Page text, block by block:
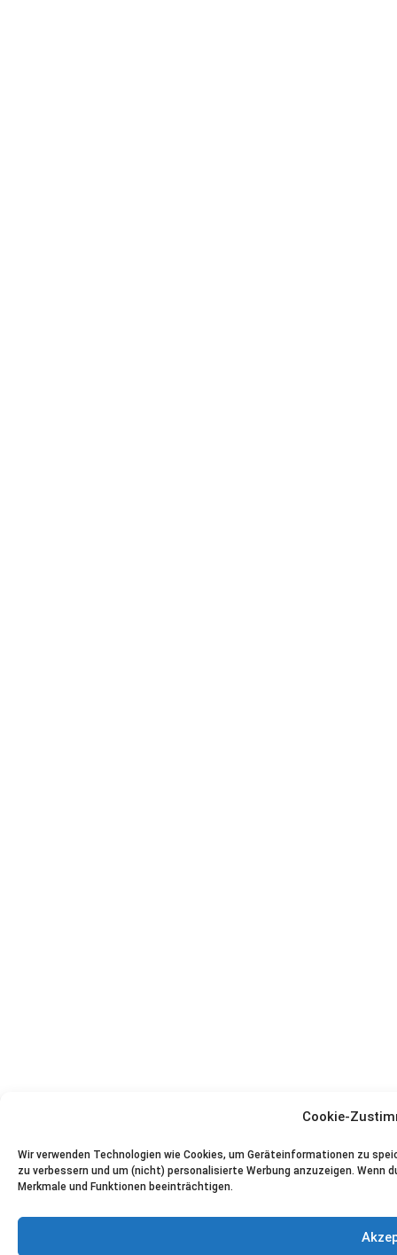
Cookie-
Wir verwenden Technologien wie Cookies, um Geräteinformationen zu
zu verbessern und um (nicht) personalisierte Werbung anzuzeigen.
Merkmale und Funktionen beeinträchtigen.